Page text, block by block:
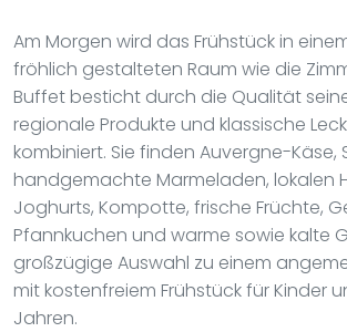
Am Morgen wird das Frühstück in
fröhlich gestalteten Raum wie die
Buffet besticht durch die Qualität
regionale Produkte und klassische
kombiniert. Sie finden Auvergne-Käse,
handgemachte Marmeladen, lokalen
Joghurts, Kompotte, frische Früchte,
Pfannkuchen und warme sowie kalte
großzügige Auswahl zu einem
mit kostenfreiem Frühstück für Kinder
Jahren.